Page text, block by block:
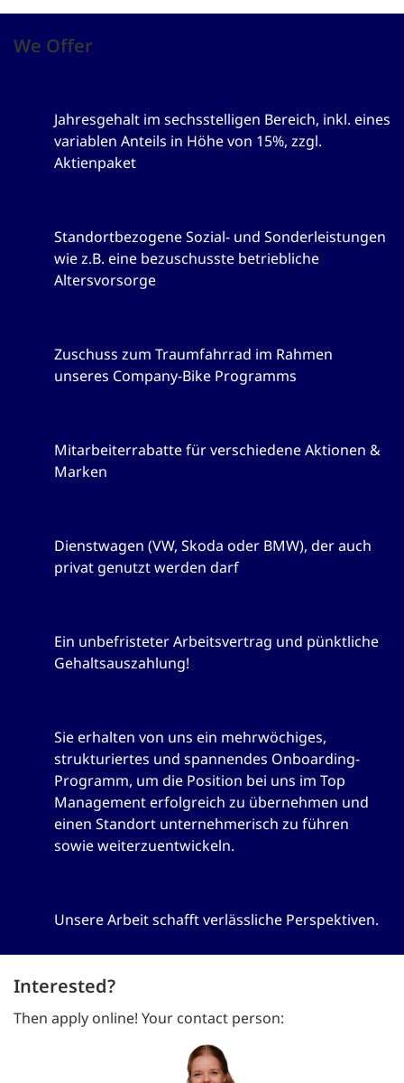
We Offer
Jahresgehalt im sechsstelligen Bereich, inkl. eines
variablen Anteils in Höhe von 15%, zzgl.
Aktienpaket
Standortbezogene Sozial- und Sonderleistungen
wie z.B. eine bezuschusste betriebliche
Altersvorsorge
Zuschuss zum Traumfahrrad im Rahmen
unseres Company-Bike Programms
Mitarbeiterrabatte für verschiedene Aktionen &
Marken
Dienstwagen (VW, Skoda oder BMW), der auch
privat genutzt werden darf
Ein unbefristeter Arbeitsvertrag und pünktliche
Gehaltsauszahlung!
Sie erhalten von uns ein mehrwöchiges,
strukturiertes und spannendes Onboarding-
Programm, um die Position bei uns im Top
Management erfolgreich zu übernehmen und
einen Standort unternehmerisch zu führen
sowie weiterzuentwickeln.
Unsere Arbeit schafft verlässliche Perspektiven.
Interested?
Then apply online! Your contact person: